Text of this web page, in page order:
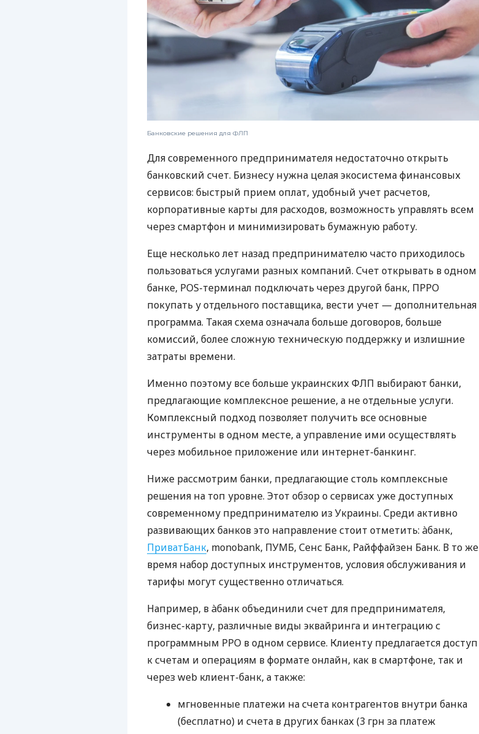
Банковские решения для ФЛП
Для современного предпринимателя недостаточно открыть
банковский счет. Бизнесу нужна целая экосистема финансовых
сервисов: быстрый прием оплат, удобный учет расчетов,
корпоративные карты для расходов, возможность управлять всем
через смартфон и минимизировать бумажную работу.
Еще несколько лет назад предпринимателю часто приходилось
пользоваться услугами разных компаний. Счет открывать в одном
банке, POS-терминал подключать через другой банк, ПРРО
покупать у отдельного поставщика, вести учет — дополнительная
программа. Такая схема означала больше договоров, больше
комиссий, более сложную техническую поддержку и излишние
затраты времени.
Именно поэтому все больше украинских ФЛП выбирают банки,
предлагающие комплексное решение, а не отдельные услуги.
Комплексный подход позволяет получить все основные
инструменты в одном месте, а управление ими осуществлять
через мобильное приложение или интернет-банкинг.
Ниже рассмотрим банки, предлагающие столь комплексные
решения на топ уровне. Этот обзор о сервисах уже доступных
современному предпринимателю из Украины. Среди активно
развивающих банков это направление стоит отметить: àбанк,
ПриватБанк, monobank, ПУМБ, Сенс Банк, Райффайзен Банк. В то же
время набор доступных инструментов, условия обслуживания и
тарифы могут существенно отличаться.
Например, в àбанк объединили счет для предпринимателя,
бизнес-карту, различные виды эквайринга и интеграцию с
программным РРО в одном сервисе. Клиенту предлагается доступ
к счетам и операциям в формате онлайн, как в смартфоне, так и
через web клиент-банк, а также:
мгновенные платежи на счета контрагентов внутри банка
(бесплатно) и счета в других банках (3 грн за платеж